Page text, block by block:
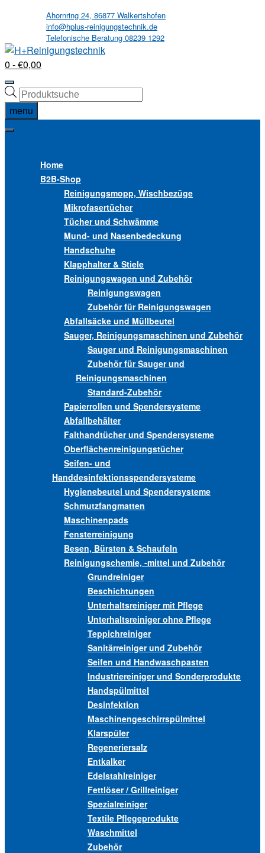
content
Ahornring 24, 86877 Walkertshofen
info@hplus-reinigungstechnik.de
Telefonische Beratung 08239 1292
0 - €0,00
Products
search
menu
Home
B2B-Shop
Reinigungsmopp, Wischbezüge
Mikrofasertücher
Tücher und Schwämme
Mund- und Nasenbedeckung
Handschuhe
Klapphalter & Stiele
Reinigungswagen und Zubehör
Reinigungswagen
Zubehör für Reinigungswagen
Abfallsäcke und Müllbeutel
Sauger, Reinigungsmaschinen und Zubehör
Sauger und Reinigungsmaschinen
Zubehör für Sauger und
Reinigungsmaschinen
Standard-Zubehör
Papierrollen und Spendersysteme
Abfallbehälter
Falthandtücher und Spendersysteme
Oberflächenreinigungstücher
Seifen- und
Handdesinfektionsspendersysteme
Hygienebeutel und Spendersysteme
Schmutzfangmatten
Maschinenpads
Fensterreinigung
Besen, Bürsten & Schaufeln
Reinigungschemie, -mittel und Zubehör
Grundreiniger
Beschichtungen
Unterhaltsreiniger mit Pflege
Unterhaltsreiniger ohne Pflege
Teppichreiniger
Sanitärreiniger und Zubehör
Seifen und Handwaschpasten
Industriereiniger und Sonderprodukte
Handspülmittel
Desinfektion
Maschinengeschirrspülmittel
Klarspüler
Regeneriersalz
Entkalker
Edelstahlreiniger
Fettlöser / Grillreiniger
Spezialreiniger
Textile Pflegeprodukte
Waschmittel
Zubehör